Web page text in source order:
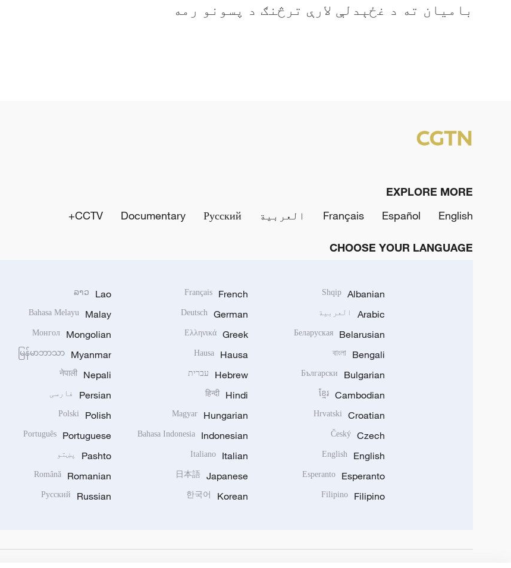
بامیان ته د غځېدلې لارې ترڅنګ د پسونو رمه
EXPLORE MORE
English
Español
Français العربية Русский
Documentary
CCTV+
CHOOSE YOUR LANGUAGE
Albanian
Shqip
Arabic العربية
Belarusian
Беларуская
Bengali
বাংলা
Bulgarian
Български
Cambodian
ខ្មែរ
Croatian
Hrvatski
Czech
Český
English
English
Esperanto
Esperanto
Filipino
Filipino
French
Français
German
Deutsch
Greek
Ελληνικά
Hausa
Hausa
Hebrew עברית
Hindi
हिन्दी
Hungarian
Magyar
Indonesian
Bahasa Indonesia
Italian
Italiano
Japanese
日本語
Korean
한국어
Lao
ລາວ
Malay
Bahasa Melayu
Mongolian
Монгол
Myanmar
မြန်မာဘာသာ
Nepali
नेपाली
Persian فارسی
Polish
Polski
Portuguese
Português
Pashto پښتو
Romanian
Română
Russian
Русский